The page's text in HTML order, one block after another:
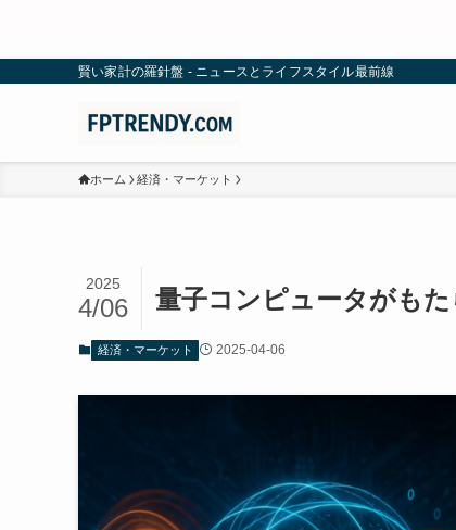
賢い家計の羅針盤 - ニュースとライフスタイル最前線
ホーム 経済・マーケット
量子コンピュータがも
2025
4/06
経済・マーケット 2025-04-06